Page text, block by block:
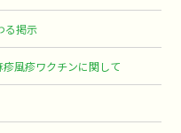
る掲示
風疹ワクチンに関して